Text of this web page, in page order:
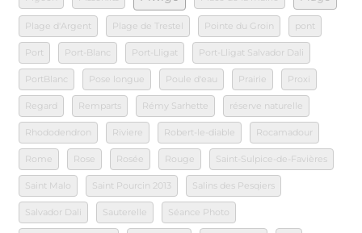
Plage d'Argent Plage de Trestel Pointe du Groin pont
Port Port-Blanc Port-Lligat Port-Lligat Salvador Dali
PortBlanc Pose longue Poule d'eau Prairie Proxi
Regard Remparts Rémy Sarhette réserve naturelle
Rhododendron Riviere Robert-le-diable Rocamadour
Rome Rose Rosée Rouge Saint-Sulpice-de-Favières
Saint Malo Saint Pourcin 2013 Salins des Pesqiers
Salvador Dali Sauterelle Séance Photo